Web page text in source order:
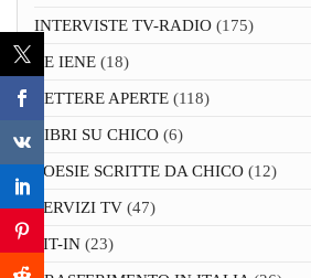
INTERVISTE TV-RADIO (175)
LE IENE (18)
LETTERE APERTE (118)
LIBRI SU CHICO (6)
POESIE SCRITTE DA CHICO (12)
SERVIZI TV (47)
SIT-IN (23)